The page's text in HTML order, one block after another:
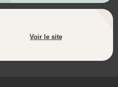
Voir le site